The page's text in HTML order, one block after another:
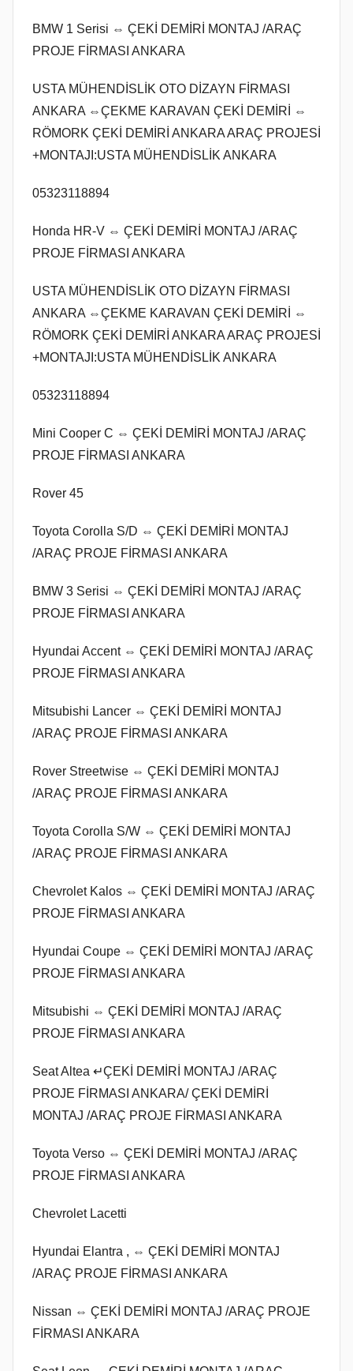
BMW 1 Serisi ⇔ ÇEKİ DEMİRİ MONTAJ /ARAÇ
PROJE FİRMASI ANKARA
USTA MÜHENDİSLİK OTO DİZAYN FİRMASI
ANKARA ⇔ÇEKME KARAVAN ÇEKİ DEMİRİ ⇔
RÖMORK ÇEKİ DEMİRİ ANKARA ARAÇ PROJESİ
+MONTAJI:USTA MÜHENDİSLİK ANKARA
05323118894
Honda HR-V ⇔ ÇEKİ DEMİRİ MONTAJ /ARAÇ
PROJE FİRMASI ANKARA
USTA MÜHENDİSLİK OTO DİZAYN FİRMASI
ANKARA ⇔ÇEKME KARAVAN ÇEKİ DEMİRİ ⇔
RÖMORK ÇEKİ DEMİRİ ANKARA ARAÇ PROJESİ
+MONTAJI:USTA MÜHENDİSLİK ANKARA
05323118894
Mini Cooper C ⇔ ÇEKİ DEMİRİ MONTAJ /ARAÇ
PROJE FİRMASI ANKARA
Rover 45
Toyota Corolla S/D ⇔ ÇEKİ DEMİRİ MONTAJ
/ARAÇ PROJE FİRMASI ANKARA
BMW 3 Serisi ⇔ ÇEKİ DEMİRİ MONTAJ /ARAÇ
PROJE FİRMASI ANKARA
Hyundai Accent ⇔ ÇEKİ DEMİRİ MONTAJ /ARAÇ
PROJE FİRMASI ANKARA
Mitsubishi Lancer ⇔ ÇEKİ DEMİRİ MONTAJ
/ARAÇ PROJE FİRMASI ANKARA
Rover Streetwise ⇔ ÇEKİ DEMİRİ MONTAJ
/ARAÇ PROJE FİRMASI ANKARA
Toyota Corolla S/W ⇔ ÇEKİ DEMİRİ MONTAJ
/ARAÇ PROJE FİRMASI ANKARA
Chevrolet Kalos ⇔ ÇEKİ DEMİRİ MONTAJ /ARAÇ
PROJE FİRMASI ANKARA
Hyundai Coupe ⇔ ÇEKİ DEMİRİ MONTAJ /ARAÇ
PROJE FİRMASI ANKARA
Mitsubishi ⇔ ÇEKİ DEMİRİ MONTAJ /ARAÇ
PROJE FİRMASI ANKARA
Seat Altea ↵ÇEKİ DEMİRİ MONTAJ /ARAÇ
PROJE FİRMASI ANKARA/ ÇEKİ DEMİRİ
MONTAJ /ARAÇ PROJE FİRMASI ANKARA
Toyota Verso ⇔ ÇEKİ DEMİRİ MONTAJ /ARAÇ
PROJE FİRMASI ANKARA
Chevrolet Lacetti
Hyundai Elantra , ⇔ ÇEKİ DEMİRİ MONTAJ
/ARAÇ PROJE FİRMASI ANKARA
Nissan ⇔ ÇEKİ DEMİRİ MONTAJ /ARAÇ PROJE
FİRMASI ANKARA